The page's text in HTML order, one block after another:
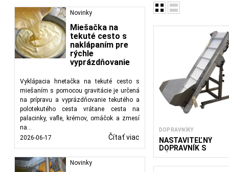
Novinky
Miešačka na
tekuté cesto s
naklápaním pre
rýchle
vyprázdňovanie
Vyklápacia hnetačka na tekuté cesto s
miešaním s pomocou gravitácie je určená
na prípravu a vyprázdňovanie tekutého a
polotekutého cesta vrátane cesta na
palacinky, vafle, krémov, omáčok a zmesí
na...
2026-06-17
Čítať viac
Novinky
Existuje viacero typov
používajú špirálové
Podávacie
výrobe. Triediace
Chladiace dopravníky
DOPRAVNÍKY
NASTAVITEĽNÝ
DOPRAVNÍK S
NÁSYPKOU ACWH